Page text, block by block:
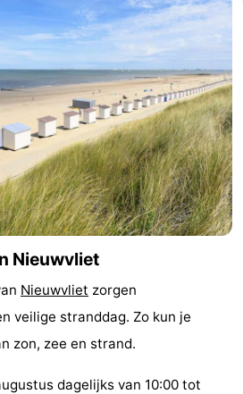
Nieuwvliet
Nieuwvliet zorgen
veilige stranddag. Zo kun je
zon, zee en strand.
dagelijks van 10:00 tot